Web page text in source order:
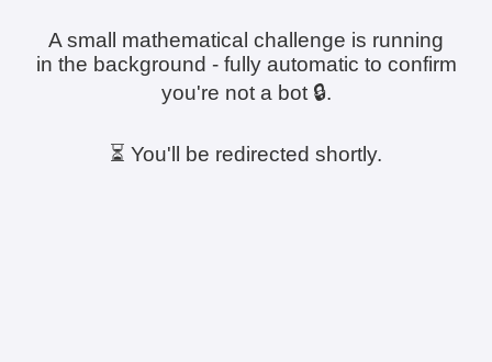
A small mathematical challenge is running
in the background - fully automatic to confirm
you're not a bot 🔒.
⏳ You'll be redirected shortly.